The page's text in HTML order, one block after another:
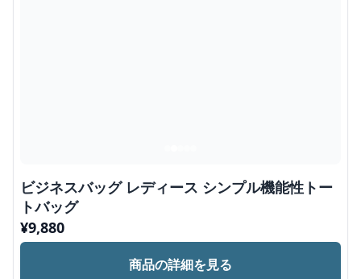
ビジネスバッグ レディース シンプル機能性トー
トバッグ
¥9,880
商品の詳細を見る